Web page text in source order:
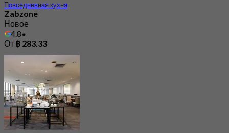
Повседневная кухня
Zabzone
Новое
4.8
От ฿ 283.33